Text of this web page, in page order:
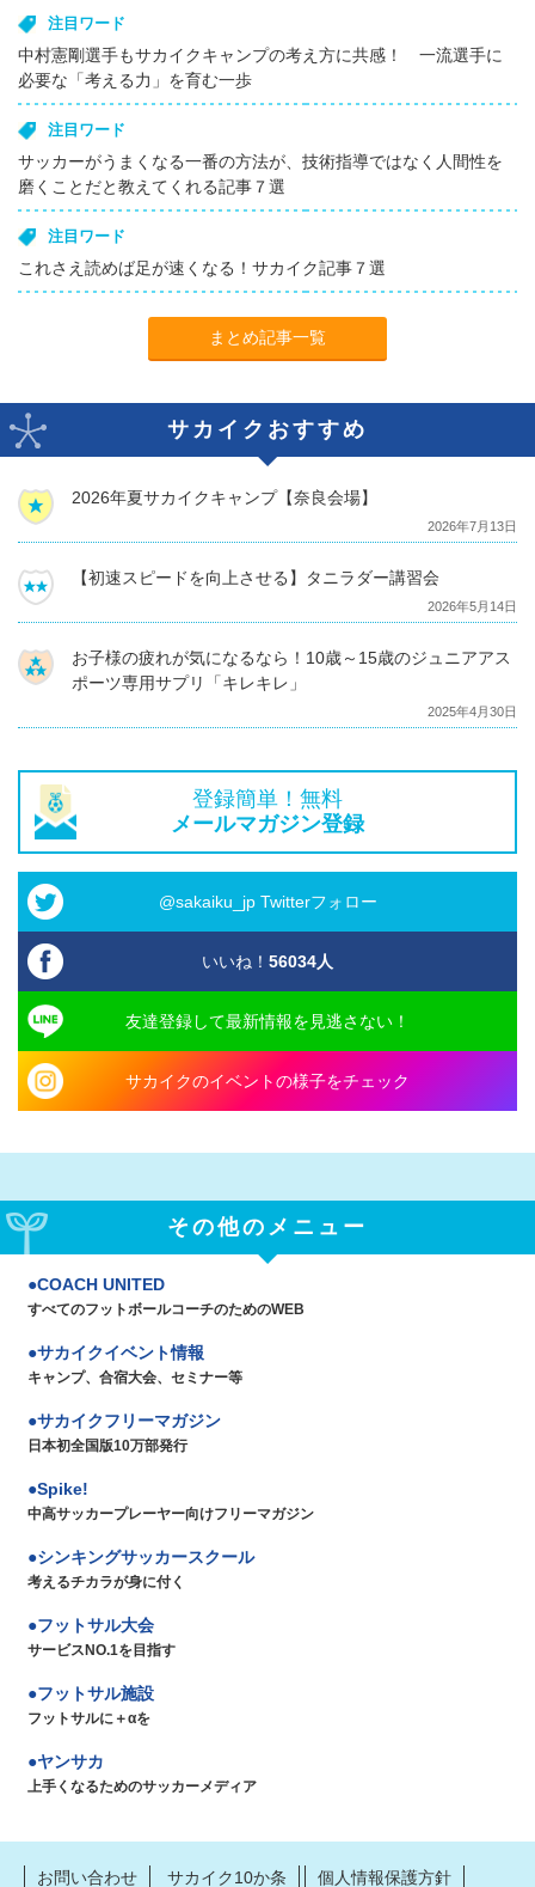
注目ワード
中村憲剛選手もサカイクキャンプの考え方に共感！ 一流選手に
必要な「考える力」を育む一歩
注目ワード
サッカーがうまくなる一番の方法が、技術指導ではなく人間性を
磨くことだと教えてくれる記事７選
注目ワード
これさえ読めば足が速くなる！サカイク記事７選
まとめ記事一覧
サカイクおすすめ
2026年夏サカイクキャンプ【奈良会場】
2026年7月13日
【初速スピードを向上させる】タニラダー講習会
2026年5月14日
お子様の疲れが気になるなら！10歳～15歳のジュニアアス
ポーツ専用サプリ「キレキレ」
2025年4月30日
登録簡単！無料
メールマガジン登録
@sakaiku_jp Twitterフォロー
いいね！ 56034人
友達登録して最新情報を見逃さない！
サカイクのイベントの様子をチェック
その他のメニュー
COACH UNITED
すべてのフットボールコーチのためのWEB
サカイクイベント情報
キャンプ、合宿大会、セミナー等
サカイクフリーマガジン
日本初全国版10万部発行
Spike!
中高サッカープレーヤー向けフリーマガジン
シンキングサッカースクール
考えるチカラが身に付く
フットサル大会
サービスNO.1を目指す
フットサル施設
フットサルに＋αを
ヤンサカ
上手くなるためのサッカーメディア
お問い合わせ サカイク10か条 個人情報保護方針